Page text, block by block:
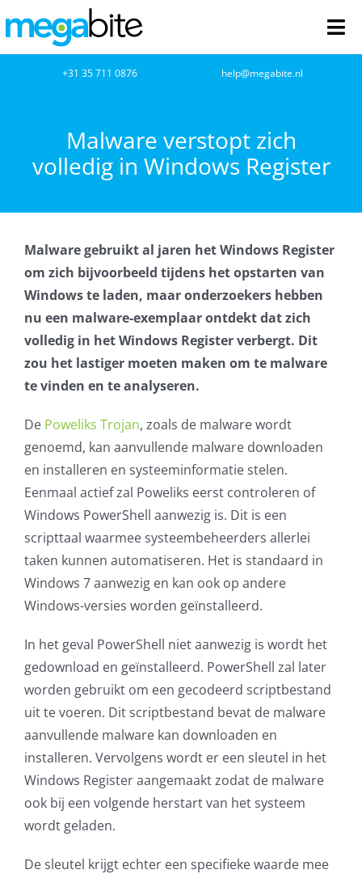
naar
inhoud
Netwerkbeheer
Cloud Computing
VOIP
Microsoft NCE
AVG
Office365
Glasvezelverbindingen
Microsoft software licenties
SLA overeenkomsten
Remote Help
WordPress SLA Contract
Contact
+31 35 711 0876 help@megabite.nl
Malware verstopt zich
volledig in Windows Register
Malware gebruikt al jaren het Windows Register
om zich bijvoorbeeld tijdens het opstarten van
Windows te laden, maar onderzoekers hebben
nu een malware-exemplaar ontdekt dat zich
volledig in het Windows Register verbergt. Dit
zou het lastiger moeten maken om te malware
te vinden en te analyseren.
De Poweliks Trojan, zoals de malware wordt
genoemd, kan aanvullende malware downloaden
en installeren en systeeminformatie stelen.
Eenmaal actief zal Poweliks eerst controleren of
Windows PowerShell aanwezig is. Dit is een
scripttaal waarmee systeembeheerders allerlei
taken kunnen automatiseren. Het is standaard in
Windows 7 aanwezig en kan ook op andere
Windows-versies worden geïnstalleerd.
In het geval PowerShell niet aanwezig is wordt het
gedownload en geïnstalleerd. PowerShell zal later
worden gebruikt om een gecodeerd scriptbestand
uit te voeren. Dit scriptbestand bevat de malware
aanvullende malware kan downloaden en
installeren. Vervolgens wordt er een sleutel in het
Windows Register aangemaakt zodat de malware
ook bij een volgende herstart van het systeem
wordt geladen.
De sleutel krijgt echter een specifieke waarde mee